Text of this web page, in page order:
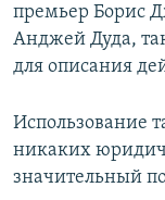
премьер Борис
Анджей Дуда,
для описания
Использование
никаких
значительный